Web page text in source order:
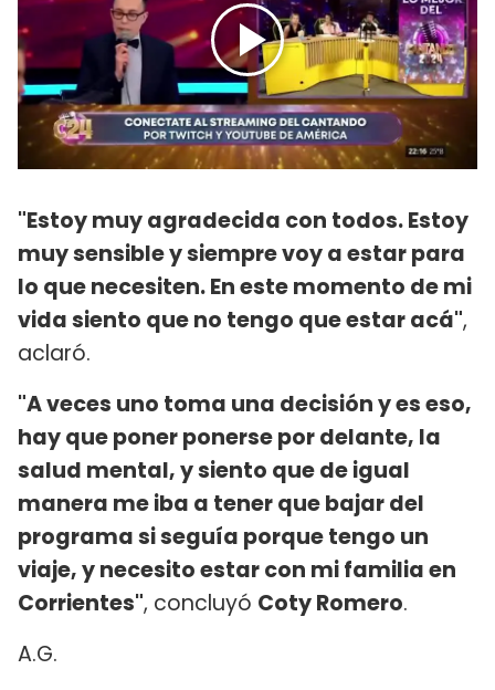
"Estoy muy agradecida con todos. Estoy
muy sensible y siempre voy a estar para
lo que necesiten. En este momento de mi
vida siento que no tengo que estar acá",
aclaró.
"A veces uno toma una decisión y es eso,
hay que poner ponerse por delante, la
salud mental, y siento que de igual
manera me iba a tener que bajar del
programa si seguía porque tengo un
viaje, y necesito estar con mi familia en
Corrientes", concluyó Coty Romero.
A.G.